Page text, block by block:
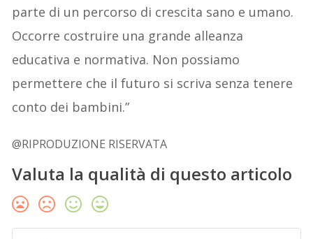
parte di un percorso di crescita sano e umano.
Occorre costruire una grande alleanza
educativa e normativa. Non possiamo
permettere che il futuro si scriva senza tenere
conto dei bambini.”
@RIPRODUZIONE RISERVATA
Valuta la qualità di questo articolo